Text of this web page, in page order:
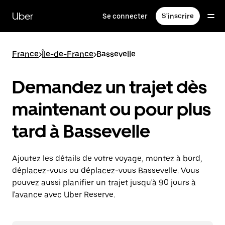
contenu
principal
Uber Se connecter S'inscrire
France>Île-de-France>Bassevelle
Demandez un trajet dès
maintenant ou pour plus
tard à Bassevelle
Ajoutez les détails de votre voyage, montez à bord,
déplacez-vous ou déplacez-vous Bassevelle. Vous
pouvez aussi planifier un trajet jusqu'à 90 jours à
l'avance avec Uber Reserve.